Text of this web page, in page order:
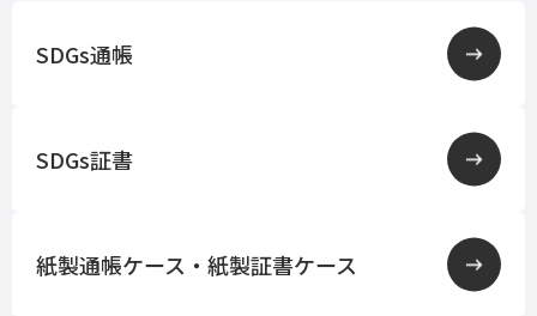
SDGs通帳
SDGs証書
紙製通帳ケース・紙製証書ケース